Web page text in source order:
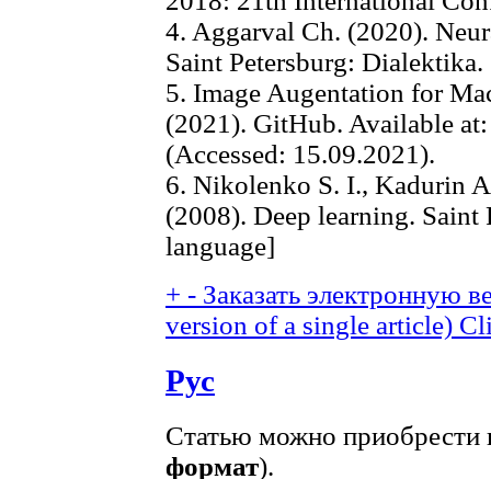
4. Aggarval Ch. (2020).
Saint Petersburg:
5. Image Augentation for
(2021). GitHub. Available
(Accessed: 15.09.2021).
6. Nikolenko S. I., Kadurin
(2008). Deep learning. Saint
language]
+ - Заказать электронную
version of a single article)
Рус
Статью можно приобрести
формат).